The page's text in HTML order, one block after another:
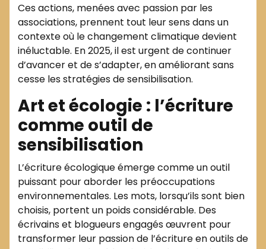
Ces actions, menées avec passion par les
associations, prennent tout leur sens dans un
contexte où le changement climatique devient
inéluctable. En 2025, il est urgent de continuer
d’avancer et de s’adapter, en améliorant sans
cesse les stratégies de sensibilisation.
Art et écologie : l’écriture
comme outil de
sensibilisation
L’écriture écologique émerge comme un outil
puissant pour aborder les préoccupations
environnementales. Les mots, lorsqu’ils sont bien
choisis, portent un poids considérable. Des
écrivains et blogueurs engagés œuvrent pour
transformer leur passion de l’écriture en outils de